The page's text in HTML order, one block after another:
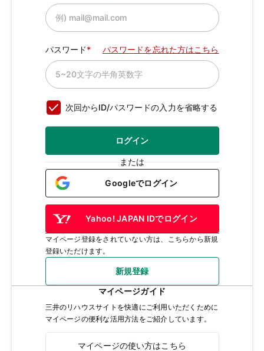
パスワード パスワードを忘れた方はこちら
次回からID/パスワードの入力を省略する
ログイン
または
Googleでログイン
Yahoo! JAPAN IDでログイン
マイページ登録をされていない方は、こちらから新規
登録いただけます。
新規登録
マイページガイド
三井のリハウスサイトを快適にご利用いただくために
マイページの便利な活用方法をご紹介しています。
マイページの使い方はこちら